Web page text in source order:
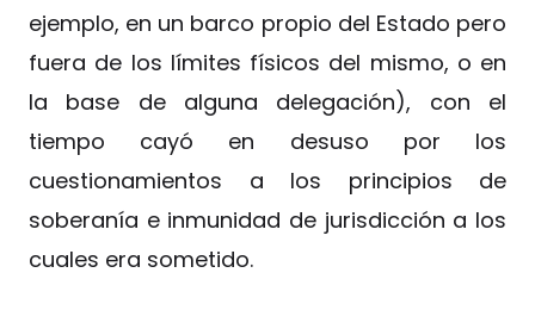
ejemplo, en un barco propio del Estado pero
fuera de los límites físicos del mismo, o en
la base de alguna delegación), con el
tiempo cayó en desuso por los
cuestionamientos a los principios de
soberanía e inmunidad de jurisdicción a los
cuales era sometido.